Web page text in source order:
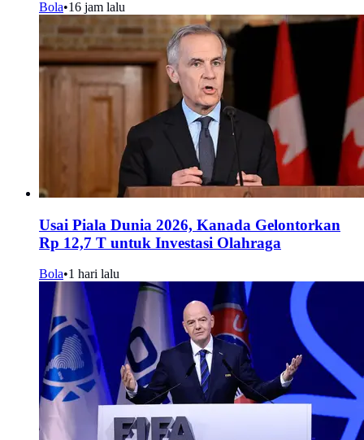
Bola•16 jam lalu
Usai Piala Dunia 2026, Kanada Gelontorkan
Rp 12,7 T untuk Investasi Olahraga
Bola•1 hari lalu